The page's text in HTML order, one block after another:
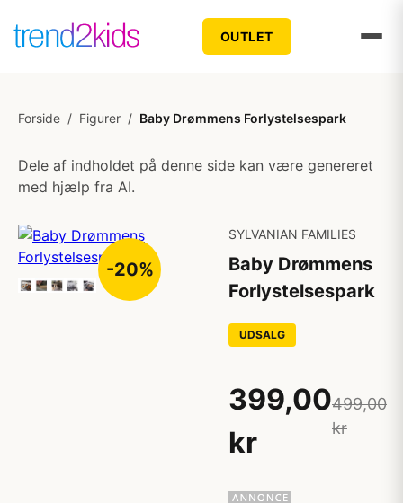
OUTLET
Forside / Figurer / Baby Drømmens Forlystelsespark
Dele af indholdet på denne side kan være genereret
med hjælp fra AI.
-20%
SYLVANIAN FAMILIES
Baby Drømmens
Forlystelsespark
UDSALG
399,00
kr
499,00
kr